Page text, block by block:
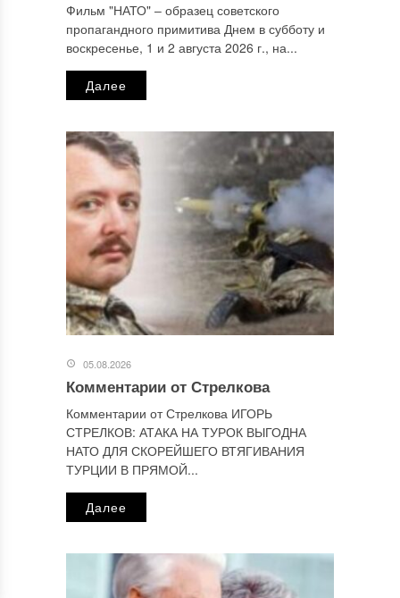
Этот сайт использует Akismet для борьбы со спамом.
Узнайте, как обрабатываются ваши данные комментариев
персональных данных.
Фильм "НАТО" ‒ образец советского
пропагандного примитива Днем в субботу и
воскресенье, 1 и 2 августа 2026 г., на...
Далее
05.08.2026
Комментарии от Стрелкова
Комментарии от Стрелкова ИГОРЬ
СТРЕЛКОВ: АТАКА НА ТУРОК ВЫГОДНА
НАТО ДЛЯ СКОРЕЙШЕГО ВТЯГИВАНИЯ
ТУРЦИИ В ПРЯМОЙ...
Далее